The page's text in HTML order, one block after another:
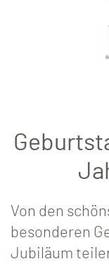
Von den
besonderen
Jubiläum